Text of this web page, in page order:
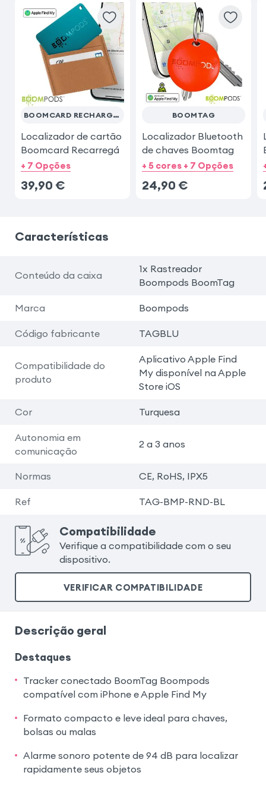
BOOMCARD RECHARGEABLE
Localizador de cartão
Boomcard Recarregá
+ 7 Opções
39,90 €
BOOMTAG
Localizador Bluetooth
de chaves Boomtag
+ 5 cores + 7 Opções
24,90 €
Características
Conteúdo da caixa
1x Rastreador
Boompods BoomTag
Marca Boompods
Código fabricante TAGBLU
Compatibilidade do
produto
Aplicativo Apple Find
My disponível na Apple
Store iOS
Cor Turquesa
Autonomia em
comunicação
2 a 3 anos
Normas CE, RoHS, IPX5
Ref TAG-BMP-RND-BL
Compatibilidade
Verifique a compatibilidade com o seu
dispositivo.
VERIFICAR COMPATIBILIDADE
Descrição geral
Destaques
Tracker conectado BoomTag Boompods
compatível com iPhone e Apple Find My
Formato compacto e leve ideal para chaves,
bolsas ou malas
Alarme sonoro potente de 94 dB para localizar
rapidamente seus objetos